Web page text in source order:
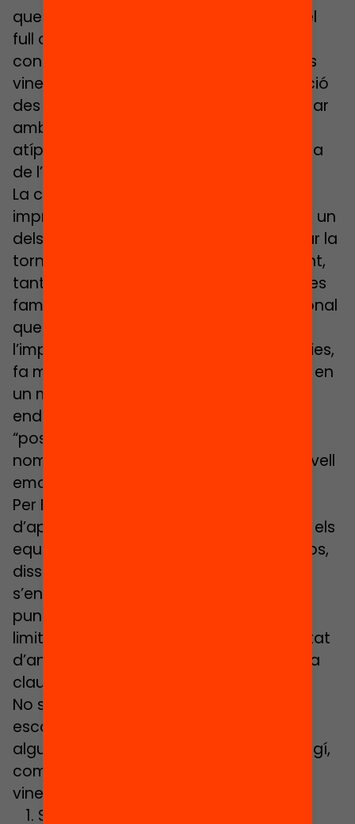
que considerava important no perdre el
full de ruta del centre malgrat els nous
condicionants que poden arribar el curs
vinent. Demanava també més informació
des de l’administració per poder entomar
amb serenor la programació d’un curs
atípic i, sobretot, una definició molt clara
de l’autonomia que té cada centre.
La confiança i el vincle són claus
imprescindibles pel que segurament, és un
dels factors més important per entomar la
tornada a l’escola que és l’apoderament,
tants dels equips dels centres com de les
famílies i dels infants. El trasbals emocional
que ha suposat la crisi de la Covid-19 i
l’impacte que ha tingut en moltes famílies,
fa més important que mai la confiança en
un mateix i en el seu entorn per tirar
endavant. Per Regí és important també
“posar l’alumnat al centre sempre, no
només a nivell d’aprenentatge sinó a nivell
emocional”.
Per Blanch, des d’aquest punt
d’apoderament, és molt important que els
equips de centre pensin per ells mateixos,
dissenyin el nou curs, somiïn, i
s’entusiasmin i després vegin en quins
punts la nova normativa sanitària els
limitarà o no. La proactivitat i la capacitat
d’anticipar-se esdevé una competència
clau pels nous lideratges.
No sabem quin serà el nou escenari
escolar però sí que podem destacar
algunes de les oportunitats que tant Regí,
com Blanch i López detecten pel curs
vinent.
Superar la tecnofòbia que molts